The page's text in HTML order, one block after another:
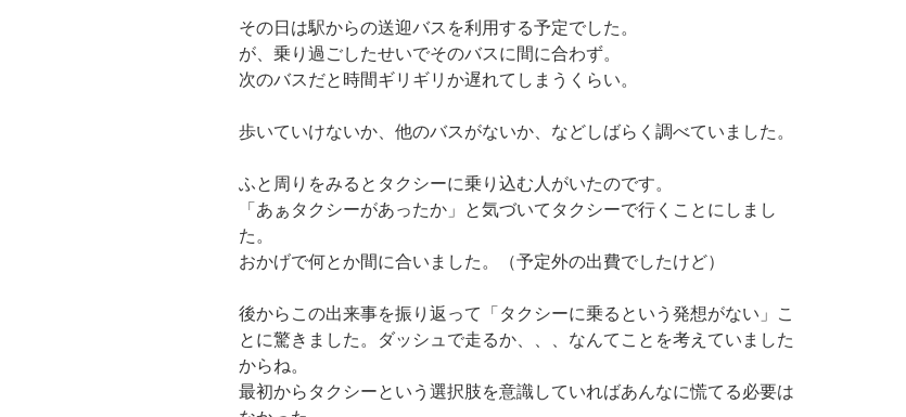
その日は駅からの送迎バスを利用する予定でした。
が、乗り過ごしたせいでそのバスに間に合わず。
次のバスだと時間ギリギリか遅れてしまうくらい。
歩いていけないか、他のバスがないか、などしばらく調べていました。
ふと周りをみるとタクシーに乗り込む人がいたのです。
「あぁタクシーがあったか」と気づいてタクシーで行くことにしまし
た。
おかげで何とか間に合いました。（予定外の出費でしたけど）
後からこの出来事を振り返って「タクシーに乗るという発想がない」こ
とに驚きました。ダッシュで走るか、、、なんてことを考えていました
からね。
最初からタクシーという選択肢を意識していればあんなに慌てる必要は